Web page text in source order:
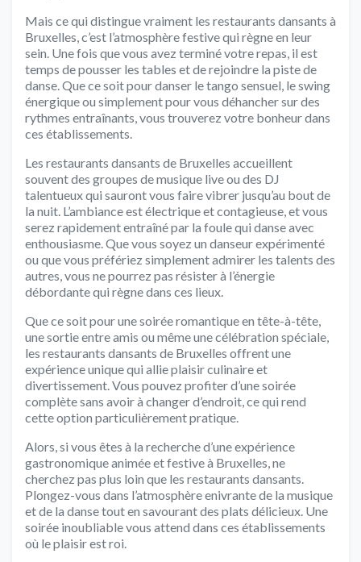
Mais ce qui distingue vraiment les restaurants dansants à
Bruxelles, c’est l’atmosphère festive qui règne en leur
sein. Une fois que vous avez terminé votre repas, il est
temps de pousser les tables et de rejoindre la piste de
danse. Que ce soit pour danser le tango sensuel, le swing
énergique ou simplement pour vous déhancher sur des
rythmes entraînants, vous trouverez votre bonheur dans
ces établissements.
Les restaurants dansants de Bruxelles accueillent
souvent des groupes de musique live ou des DJ
talentueux qui sauront vous faire vibrer jusqu’au bout de
la nuit. L’ambiance est électrique et contagieuse, et vous
serez rapidement entraîné par la foule qui danse avec
enthousiasme. Que vous soyez un danseur expérimenté
ou que vous préfériez simplement admirer les talents des
autres, vous ne pourrez pas résister à l’énergie
débordante qui règne dans ces lieux.
Que ce soit pour une soirée romantique en tête-à-tête,
une sortie entre amis ou même une célébration spéciale,
les restaurants dansants de Bruxelles offrent une
expérience unique qui allie plaisir culinaire et
divertissement. Vous pouvez profiter d’une soirée
complète sans avoir à changer d’endroit, ce qui rend
cette option particulièrement pratique.
Alors, si vous êtes à la recherche d’une expérience
gastronomique animée et festive à Bruxelles, ne
cherchez pas plus loin que les restaurants dansants.
Plongez-vous dans l’atmosphère enivrante de la musique
et de la danse tout en savourant des plats délicieux. Une
soirée inoubliable vous attend dans ces établissements
où le plaisir est roi.